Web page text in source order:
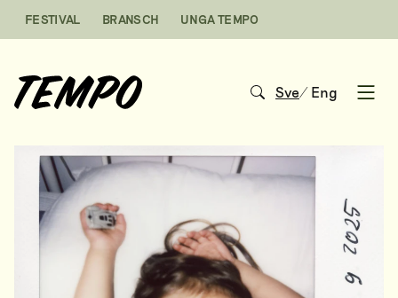
FESTIVAL BRANSCH UNGA TEMPO
Sve/ Eng